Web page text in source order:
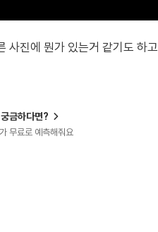
사진에 뭔가 있는거 같기도 하고
금하다면?
무료로 예측해줘요